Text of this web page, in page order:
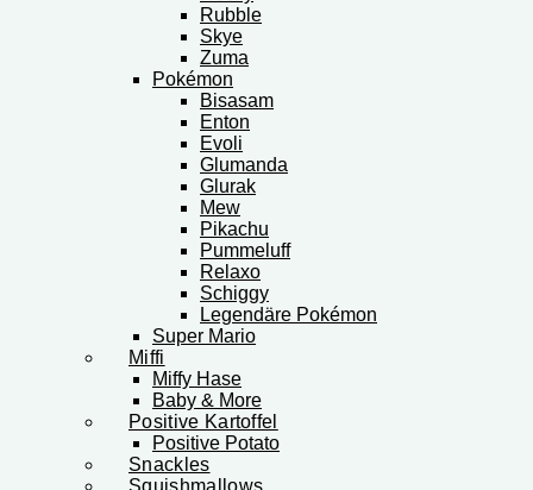
Rubble
Skye
Zuma
Pokémon
Bisasam
Enton
Evoli
Glumanda
Glurak
Mew
Pikachu
Pummeluff
Relaxo
Schiggy
Legendäre Pokémon
Super Mario
Miffi
Miffy Hase
Baby & More
Positive Kartoffel
Positive Potato
Snackles